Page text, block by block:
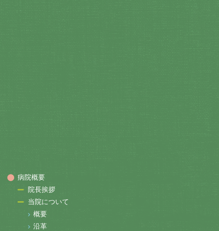
病院概要
院長挨拶
当院について
概要
沿革